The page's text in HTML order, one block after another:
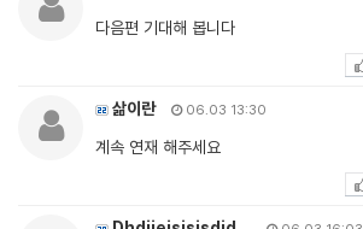
다음편 기대해 봅니다
삶이란 06.03 13:30
계속 연재 해주세요